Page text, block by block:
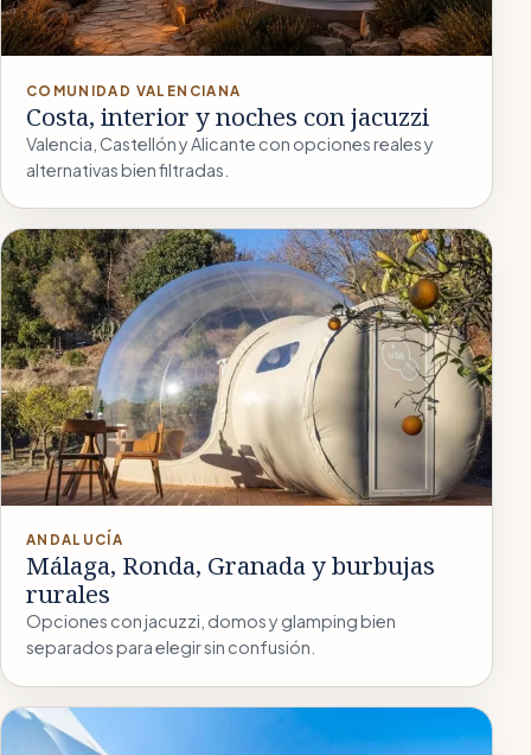
COMUNIDAD VALENCIANA
Costa, interior y noches con jacuzzi
Valencia, Castellón y Alicante con opciones reales y
alternativas bien filtradas.
ANDALUCÍA
Málaga, Ronda, Granada y burbujas
rurales
Opciones con jacuzzi, domos y glamping bien
separados para elegir sin confusión.